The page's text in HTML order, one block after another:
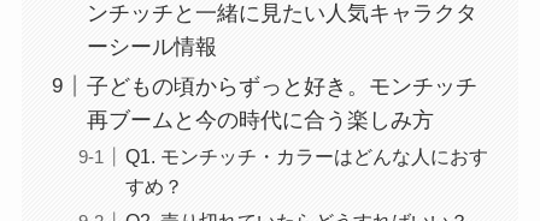
ンチッチと一緒に見たい人気キャラクタ
ーシール情報
子どもの頃からずっと好き。モンチッチ
再ブームと今の時代に合う楽しみ方
Q1. モンチッチ・カラーはどんな人におす
すめ？